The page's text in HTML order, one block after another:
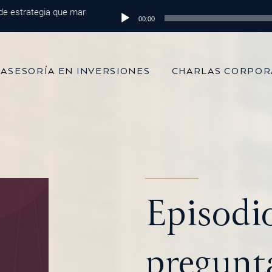
que marca la diferencia Episodio 215: De 100 mil dólares
Reproductor
00:00
ASESORÍA EN INVERSIONES CHARLAS